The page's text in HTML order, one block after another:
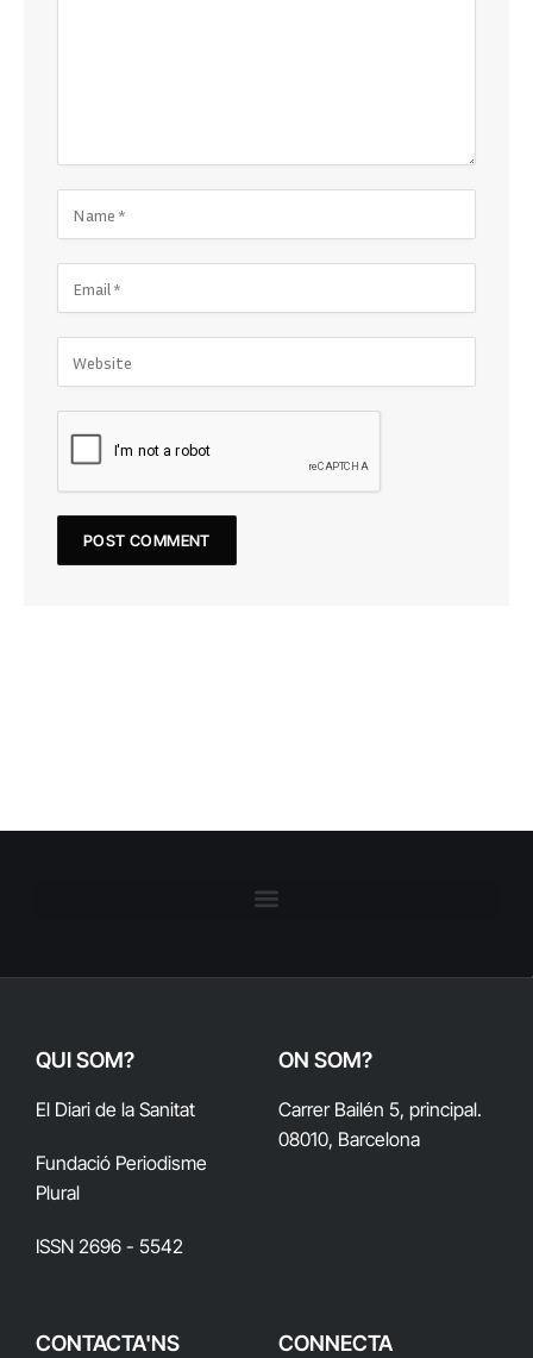
QUI SOM?
El Diari de la Sanitat
Fundació Periodisme
Plural
ISSN 2696 - 5542
ON SOM?
Carrer Bailén 5, principal.
08010, Barcelona
CONTACTA'NS CONNECTA